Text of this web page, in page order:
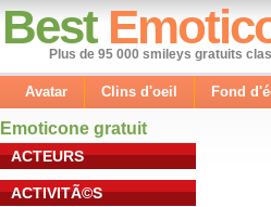
Best
Plus de 95 000 smileys gratuits
Avatar Clins d'oeil Fond
Emoticone gratuit
ACTEURS
ACTIVITÃ©S